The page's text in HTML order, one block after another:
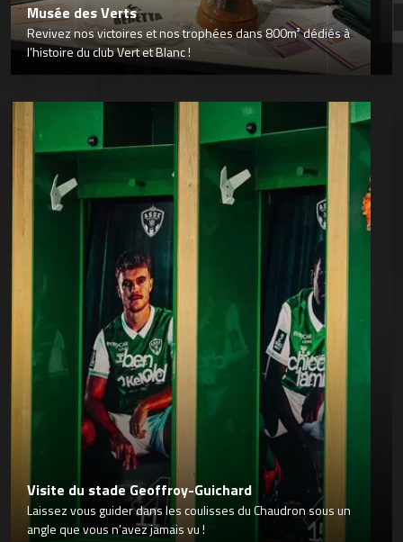
Musée des Verts
Revivez nos victoires et nos trophées dans 800m² dédiés à
l’histoire du club Vert et Blanc !
Visite du stade Geoffroy-Guichard
Laissez vous guider dans les coulisses du Chaudron sous un
angle que vous n’avez jamais vu !